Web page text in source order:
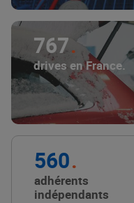
767
drives en France.
560
adhérents
indépendants